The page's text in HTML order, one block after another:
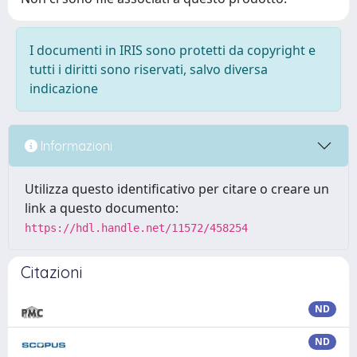
I documenti in IRIS sono protetti da copyright e
tutti i diritti sono riservati, salvo diversa
indicazione
Informazioni
Utilizza questo identificativo per citare o creare un
link a questo documento:
https://hdl.handle.net/11572/458254
Citazioni
ND
ND